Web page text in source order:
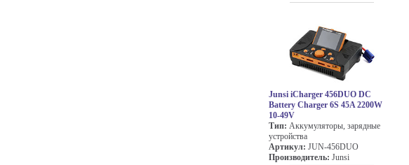
Junsi iCharger 456DUO DC
Battery Charger 6S 45A 2200W
10-49V
Тип: Аккумуляторы, зарядные
устройства
Артикул: JUN-456DUO
Производитель: Junsi